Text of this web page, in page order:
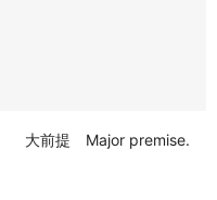
大前提 Major premise.